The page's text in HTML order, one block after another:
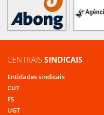
CENTRAIS SINDICAIS
Entidades sindicais
CUT
FS
UGT